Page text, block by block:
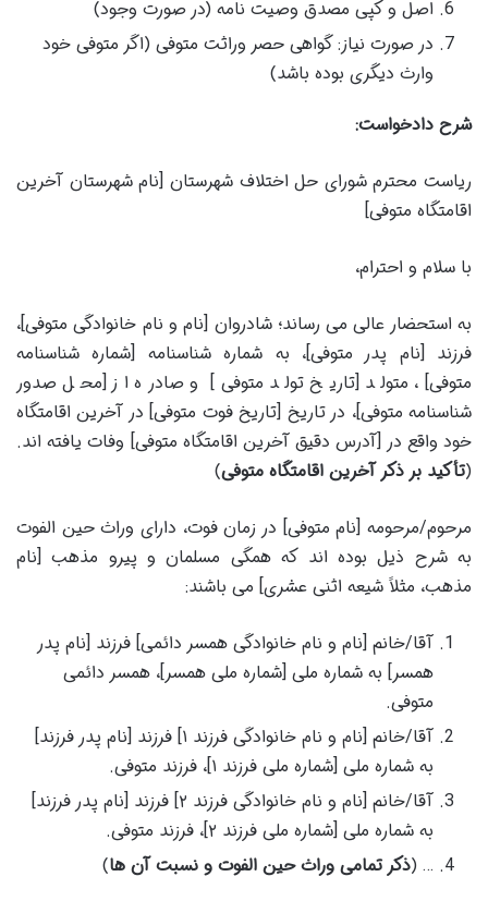
اصل و کپی مصدق وصیت نامه (در صورت وجود)
در صورت نیاز: گواهی حصر وراثت متوفی (اگر متوفی خود
وارث دیگری بوده باشد)
شرح دادخواست:
ریاست محترم شورای حل اختلاف شهرستان [نام شهرستان آخرین
اقامتگاه متوفی]
با سلام و احترام،
به استحضار عالی می رساند؛ شادروان [نام و نام خانوادگی متوفی]،
فرزند [نام پدر متوفی]، به شماره شناسنامه [شماره شناسنامه
متوفی]، متولد [تاریخ تولد متوفی] و صادره از [محل صدور
شناسنامه متوفی]، در تاریخ [تاریخ فوت متوفی] در آخرین اقامتگاه
خود واقع در [آدرس دقیق آخرین اقامتگاه متوفی] وفات یافته اند.
(تأکید بر ذکر آخرین اقامتگاه متوفی)
مرحوم/مرحومه [نام متوفی] در زمان فوت، دارای وراث حین الفوت
به شرح ذیل بوده اند که همگی مسلمان و پیرو مذهب [نام
مذهب، مثلاً شیعه اثنی عشری] می باشند:
آقا/خانم [نام و نام خانوادگی همسر دائمی] فرزند [نام پدر
همسر] به شماره ملی [شماره ملی همسر]، همسر دائمی
متوفی.
آقا/خانم [نام و نام خانوادگی فرزند ۱] فرزند [نام پدر فرزند]
به شماره ملی [شماره ملی فرزند ۱]، فرزند متوفی.
آقا/خانم [نام و نام خانوادگی فرزند ۲] فرزند [نام پدر فرزند]
به شماره ملی [شماره ملی فرزند ۲]، فرزند متوفی.
… (ذکر تمامی وراث حین الفوت و نسبت آن ها)